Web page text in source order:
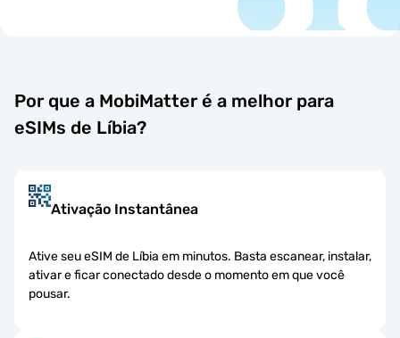
Por que a MobiMatter é a melhor para
eSIMs de Líbia?
Ativação Instantânea
Ative seu eSIM de Líbia em minutos. Basta escanear, instalar,
ativar e ficar conectado desde o momento em que você
pousar.